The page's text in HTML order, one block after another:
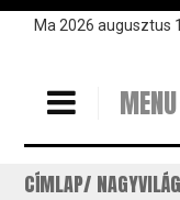
UgrásMa 2026 augusztus
MENU
CÍMLAP